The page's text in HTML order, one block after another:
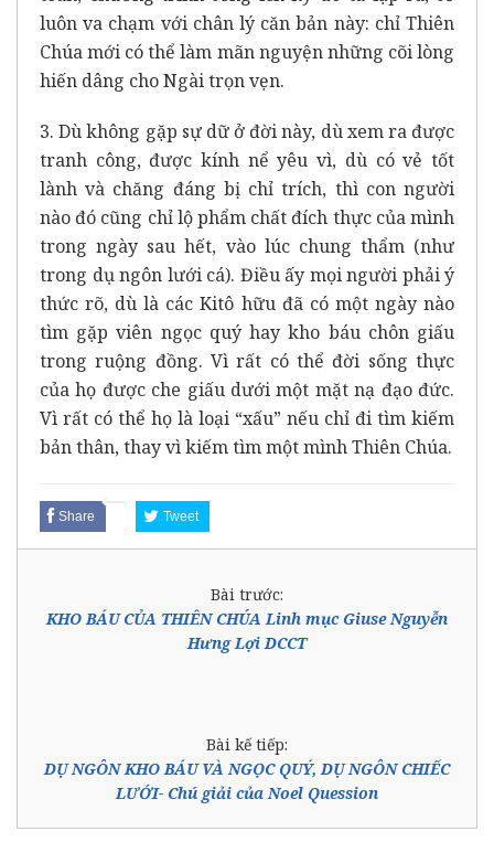
luôn va chạm với chân lý căn bản này: chỉ Thiên
Chúa mới có thể làm mãn nguyện những cõi lòng
hiến dâng cho Ngài trọn vẹn.
3. Dù không gặp sự dữ ở đời này, dù xem ra được
tranh công, được kính nể yêu vì, dù có vẻ tốt
lành và chăng đáng bị chỉ trích, thì con người
nào đó cũng chỉ lộ phẩm chất đích thực của mình
trong ngày sau hết, vào lúc chung thẩm (như
trong dụ ngôn lưới cá). Điều ấy mọi người phải ý
thức rõ, dù là các Kitô hữu đã có một ngày nào
tìm gặp viên ngọc quý hay kho báu chôn giấu
trong ruộng đồng. Vì rất có thể đời sống thực
của họ được che giấu dưới một mặt nạ đạo đức.
Vì rất có thể họ là loại “xấu” nếu chỉ đi tìm kiếm
bản thân, thay vì kiếm tìm một mình Thiên Chúa.
Share Tweet
Bài trước:
KHO BÁU CỦA THIÊN CHÚA Linh mục Giuse Nguyễn
Hưng Lợi DCCT
Bài kế tiếp:
DỤ NGÔN KHO BÁU VÀ NGỌC QUÝ, DỤ NGÔN CHIẾC
LƯỚI- Chú giải của Noel Quession